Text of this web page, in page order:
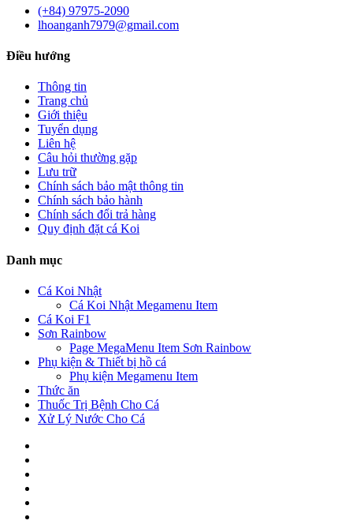
(+84) 97975-2090
lhoanganh7979@gmail.com
Điều hướng
Thông tin
Trang chủ
Giới thiệu
Tuyển dụng
Liên hệ
Câu hỏi thường gặp
Lưu trữ
Chính sách bảo mật thông tin
Chính sách bảo hành
Chính sách đổi trả hàng
Quy định đặt cá Koi
Danh mục
Cá Koi Nhật
Cá Koi Nhật Megamenu Item
Cá Koi F1
Sơn Rainbow
Page MegaMenu Item Sơn Rainbow
Phụ kiện & Thiết bị hồ cá
Phụ kiện Megamenu Item
Thức ăn
Thuốc Trị Bệnh Cho Cá
Xử Lý Nước Cho Cá